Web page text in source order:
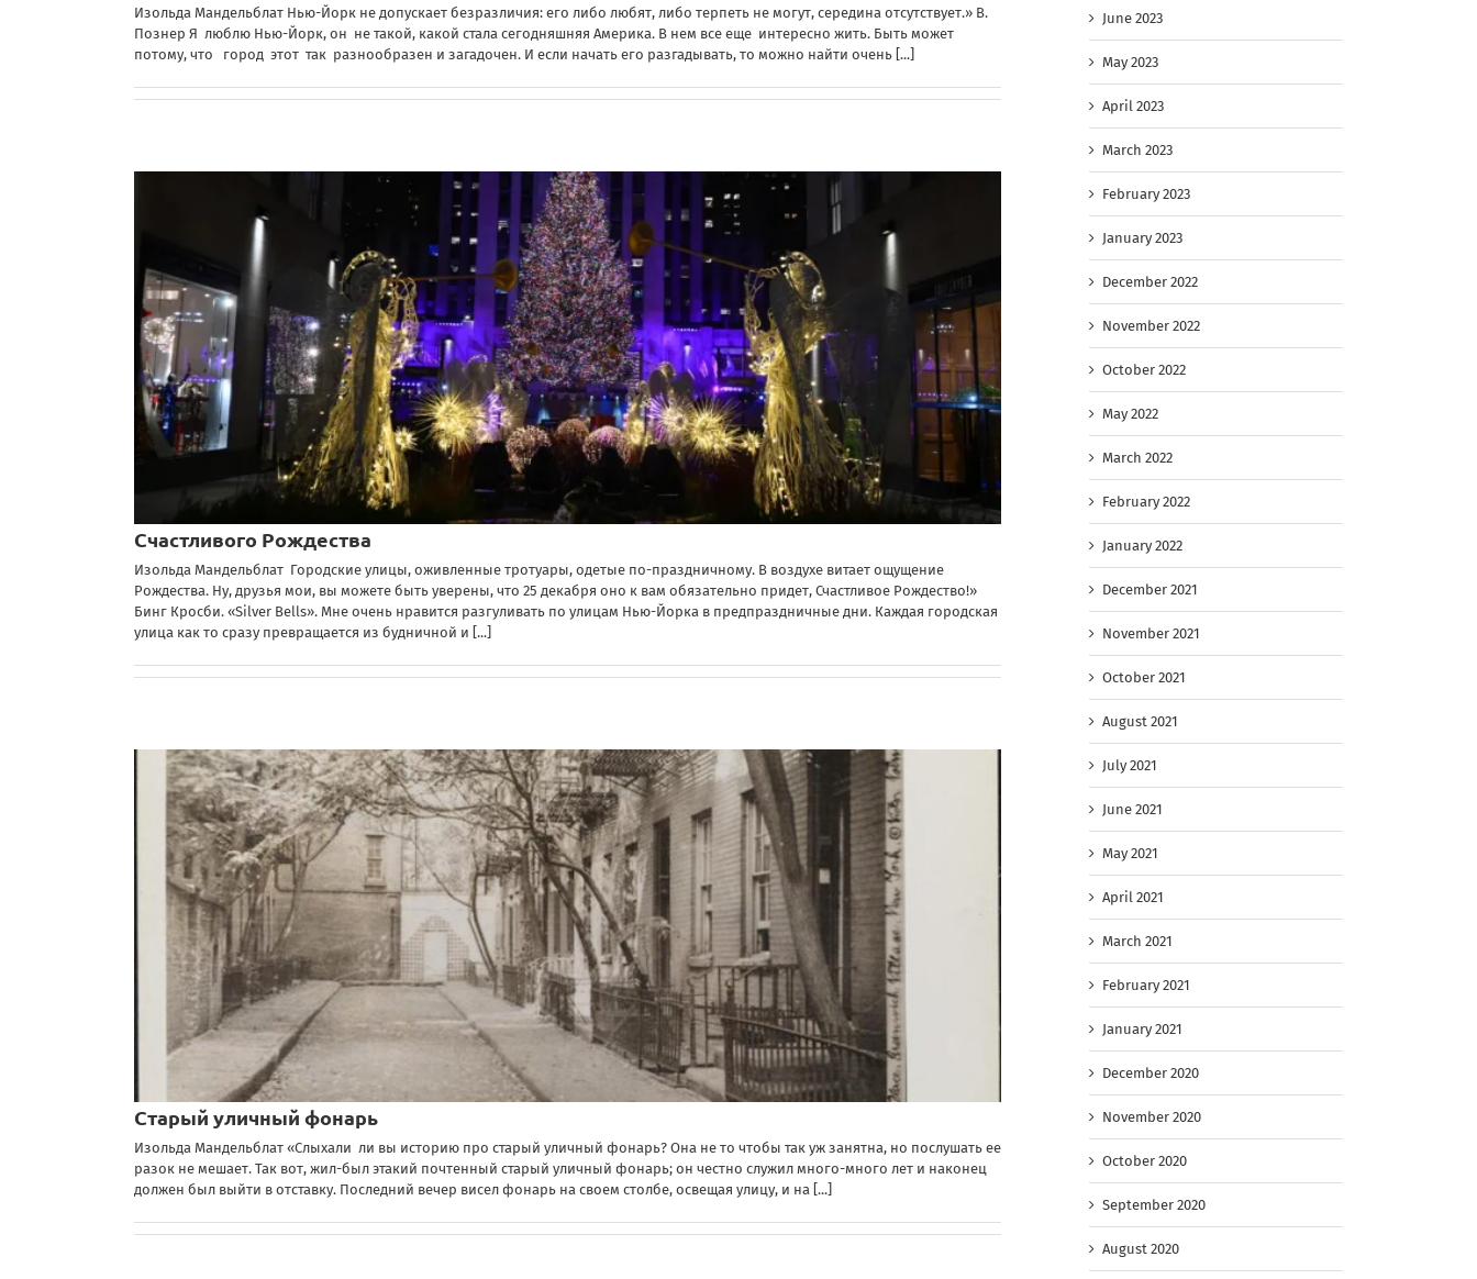
Изольда Мандельблат Нью-Йорк не допускает безразличия: его либо любят, либо терпеть не могут, середина отсутствует.» В.
Познер Я люблю Нью-Йорк, он не такой, какой стала сегодняшняя Америка. В нем все еще интересно жить. Быть может
потому, что город этот так разнообразен и загадочен. И если начать его разгадывать, то можно найти очень [...]
Счастливого Рождества
Изольда Мандельблат Городские улицы, оживленные тротуары, одетые по-праздничному. В воздухе витает ощущение
Рождества. Ну, друзья мои, вы можете быть уверены, что 25 декабря оно к вам обязательно придет, Счастливое Рождество!»
Бинг Кросби. «Silver Bells». Мне очень нравится разгуливать по улицам Нью-Йорка в предпраздничные дни. Каждая городская
улица как то сразу превращается из будничной и [...]
Старый уличный фонарь
Изольда Мандельблат «Слыхали ли вы историю про старый уличный фонарь? Она не то чтобы так уж занятна, но послушать ее
разок не мешает. Так вот, жил-был этакий почтенный старый уличный фонарь; он честно служил много-много лет и наконец
должен был выйти в отставку. Последний вечер висел фонарь на своем столбе, освещая улицу, и на [...]
June 2023
May 2023
April 2023
March 2023
February 2023
January 2023
December 2022
November 2022
October 2022
May 2022
March 2022
February 2022
January 2022
December 2021
November 2021
October 2021
August 2021
July 2021
June 2021
May 2021
April 2021
March 2021
February 2021
January 2021
December 2020
November 2020
October 2020
September 2020
August 2020